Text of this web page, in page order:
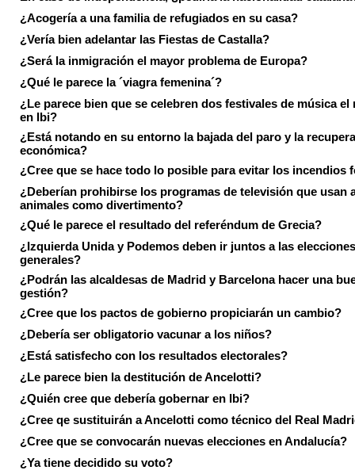
¿Acogería a una familia de refugiados en su casa?
¿Vería bien adelantar las Fiestas de Castalla?
¿Será la inmigración el mayor problema de Europa?
¿Qué le parece la ´viagra femenina´?
¿Le parece bien que se celebren dos festivales de música el
en Ibi?
¿Está notando en su entorno la bajada del paro y la
económica?
¿Cree que se hace todo lo posible para evitar los incendios
¿Deberían prohibirse los programas de televisión que usan
animales como divertimento?
¿Qué le parece el resultado del referéndum de Grecia?
¿Izquierda Unida y Podemos deben ir juntos a las elecciones
generales?
¿Podrán las alcaldesas de Madrid y Barcelona hacer una
gestión?
¿Cree que los pactos de gobierno propiciarán un cambio?
¿Debería ser obligatorio vacunar a los niños?
¿Está satisfecho con los resultados electorales?
¿Le parece bien la destitución de Ancelotti?
¿Quién cree que debería gobernar en Ibi?
¿Cree qe sustituirán a Ancelotti como técnico del Real
¿Cree que se convocarán nuevas elecciones en Andalucía?
¿Ya tiene decidido su voto?